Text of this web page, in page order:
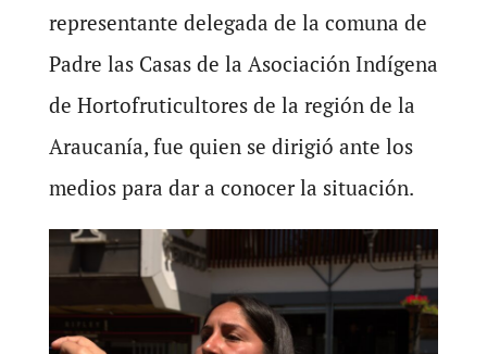
representante delegada de la comuna de
Padre las Casas de la Asociación Indígena
de Hortofruticultores de la región de la
Araucanía, fue quien se dirigió ante los
medios para dar a conocer la situación.